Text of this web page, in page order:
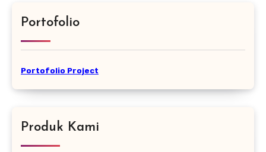
Portofolio
Portofolio Project
Produk Kami